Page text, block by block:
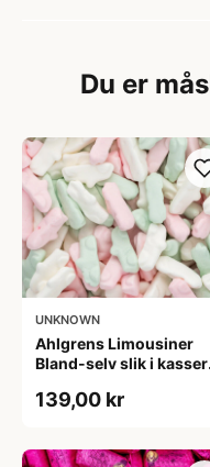
Du er
UNKNOWN
Ahlgrens Limousiner
Bland-selv slik i kasser
139,00 kr